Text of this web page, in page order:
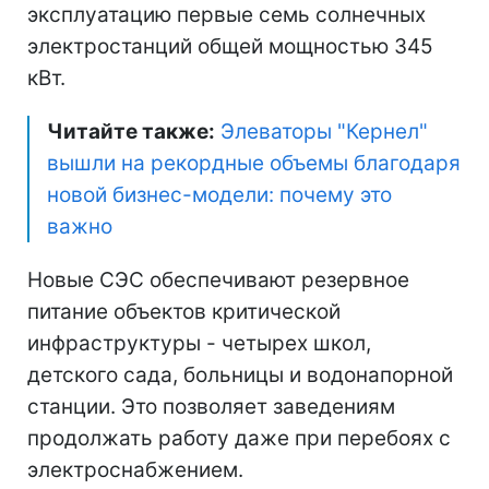
эксплуатацию первые семь солнечных
электростанций общей мощностью 345
кВт.
Читайте также: Элеваторы "Кернел"
вышли на рекордные объемы благодаря
новой бизнес-модели: почему это
важно
Новые СЭС обеспечивают резервное
питание объектов критической
инфраструктуры - четырех школ,
детского сада, больницы и водонапорной
станции. Это позволяет заведениям
продолжать работу даже при перебоях с
электроснабжением.